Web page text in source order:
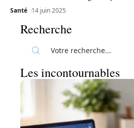
Santé 14 juin 2025
Recherche
Les incontournables